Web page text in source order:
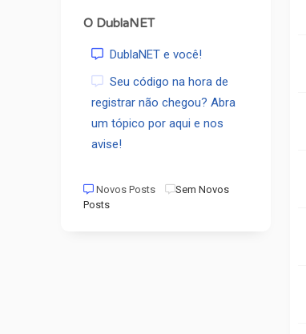
O DublaNET
DublaNET e você!
Seu código na hora de
registrar não chegou? Abra
um tópico por aqui e nos
avise!
Novos Posts
Sem Novos
Posts